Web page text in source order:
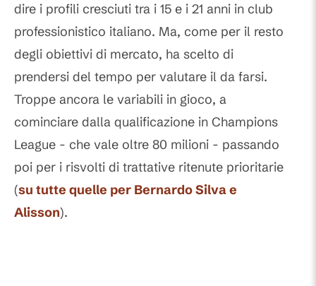
dire i profili cresciuti tra i 15 e i 21 anni in club
professionistico italiano. Ma, come per il resto
degli obiettivi di mercato, ha scelto di
prendersi del tempo per valutare il da farsi.
Troppe ancora le variabili in gioco, a
cominciare dalla qualificazione in Champions
League - che vale oltre 80 milioni - passando
poi per i risvolti di trattative ritenute prioritarie
(su tutte quelle per Bernardo Silvae
Alisson).